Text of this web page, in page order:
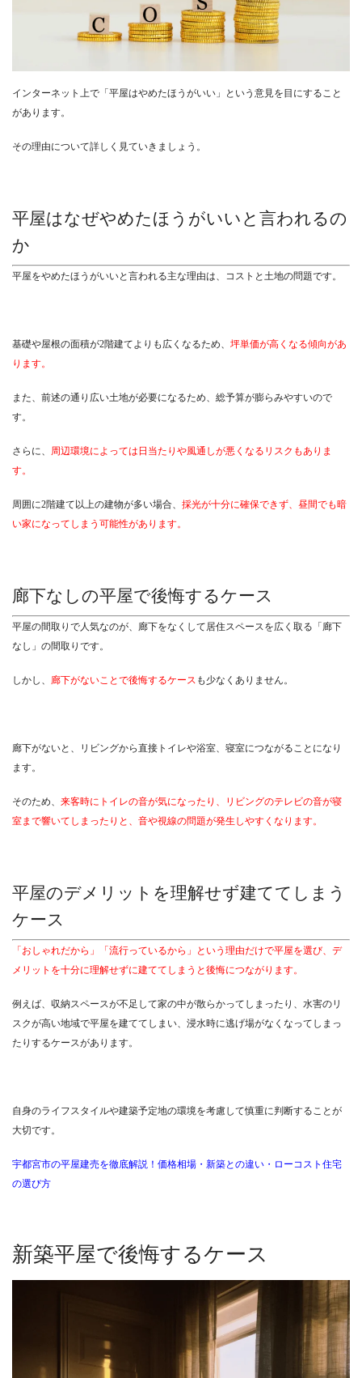
インターネット上で「平屋はやめたほうがいい」という意見を目にすること
があります。
その理由について詳しく見ていきましょう。
平屋はなぜやめたほうがいいと言われるの
か
平屋をやめたほうがいいと言われる主な理由は、コストと土地の問題です。
基礎や屋根の面積が2階建てよりも広くなるため、 坪単価が高くなる傾向があ
ります。
また、前述の通り広い土地が必要になるため、総予算が膨らみやすいので
す。
さらに、 周辺環境によっては日当たりや風通しが悪くなるリスクもありま
す。
周囲に2階建て以上の建物が多い場合、 採光が十分に確保できず、昼間でも暗
い家になってしまう可能性があります。
廊下なしの平屋で後悔するケース
平屋の間取りで人気なのが、廊下をなくして居住スペースを広く取る「廊下
なし」の間取りです。
しかし、 廊下がないことで後悔するケース も少なくありません。
廊下がないと、リビングから直接トイレや浴室、寝室につながることになり
ます。
そのため、 来客時にトイレの音が気になったり、リビングのテレビの音が寝
室まで響いてしまったりと、音や視線の問題が発生しやすくなります。
平屋のデメリットを理解せず建ててしまう
ケース
「おしゃれだから」「流行っているから」という理由だけで平屋を選び、デ
メリットを十分に理解せずに建ててしまうと後悔につながります。
例えば、収納スペースが不足して家の中が散らかってしまったり、水害のリ
スクが高い地域で平屋を建ててしまい、浸水時に逃げ場がなくなってしまっ
たりするケースがあります。
自身のライフスタイルや建築予定地の環境を考慮して慎重に判断することが
大切です。
宇都宮市の平屋建売を徹底解説！価格相場・新築との違い・ローコスト住宅
の選び方
新築平屋で後悔するケース